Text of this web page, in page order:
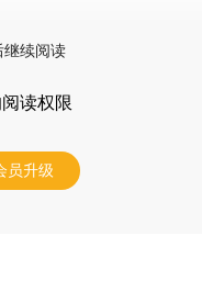
继续阅读
读权限
员升级